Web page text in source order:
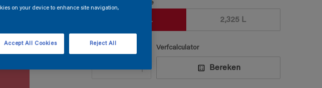
Verpakkingsgrootte
930 ML 2,325 L
Aantal Verfcalculator
Bereken
on your device to enhance site navigation,
Reject All
Accept All Cookies